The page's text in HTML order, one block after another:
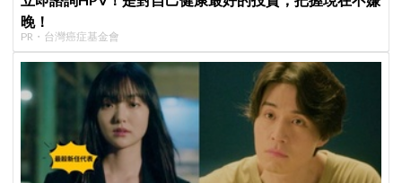
晚！
PR・台灣癌症基金會